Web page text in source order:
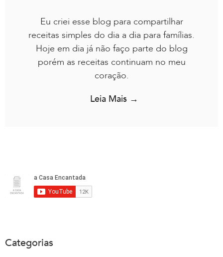
Eu criei esse blog para compartilhar
receitas simples do dia a dia para famílias.
Hoje em dia já não faço parte do blog
porém as receitas continuam no meu
coração.
Leia Mais →
Categorias